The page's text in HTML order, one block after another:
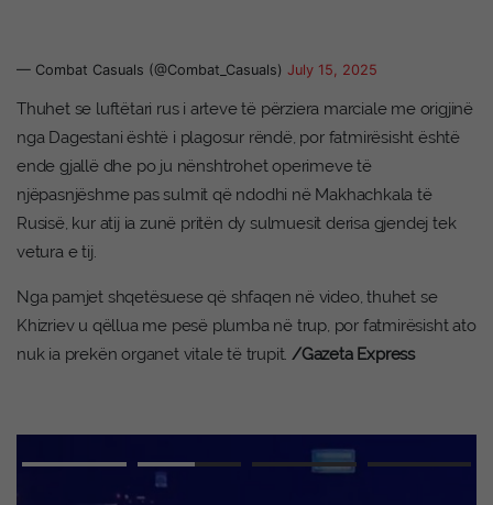
— Combat Casuals (@Combat_Casuals) July 15, 2025
Thuhet se luftëtari rus i arteve të përziera marciale me origjinë
nga Dagestani është i plagosur rëndë, por fatmirësisht është
ende gjallë dhe po ju nënshtrohet operimeve të
njëpasnjëshme pas sulmit që ndodhi në Makhachkala të
Rusisë, kur atij ia zunë pritën dy sulmuesit derisa gjendej tek
vetura e tij.
Nga pamjet shqetësuese që shfaqen në video, thuhet se
Khizriev u qëllua me pesë plumba në trup, por fatmirësisht ato
nuk ia prekën organet vitale të trupit./Gazeta Express